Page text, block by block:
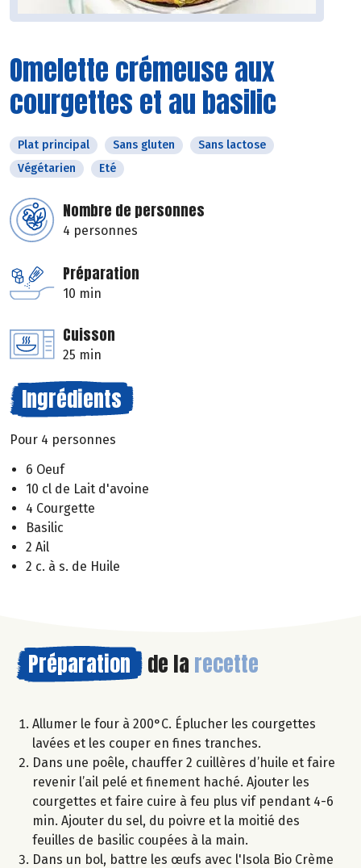
Omelette crémeuse aux
courgettes et au basilic
Plat principal Sans gluten
Sans lactose
Végétarien
Eté
Nombre de personnes
4 personnes
Préparation
10 min
Cuisson
25 min
Ingrédients
Pour 4 personnes
6 Oeuf
10 cl de Lait d'avoine
4 Courgette
Basilic
2 Ail
2 c. à s. de Huile
Préparation de la recette
Allumer le four à 200°C. Éplucher les courgettes
lavées et les couper en fines tranches.
Dans une poêle, chauffer 2 cuillères d’huile et faire
revenir l’ail pelé et finement haché. Ajouter les
courgettes et faire cuire à feu plus vif pendant 4-6
min. Ajouter du sel, du poivre et la moitié des
feuilles de basilic coupées à la main.
Dans un bol, battre les œufs avec l'Isola Bio Crème